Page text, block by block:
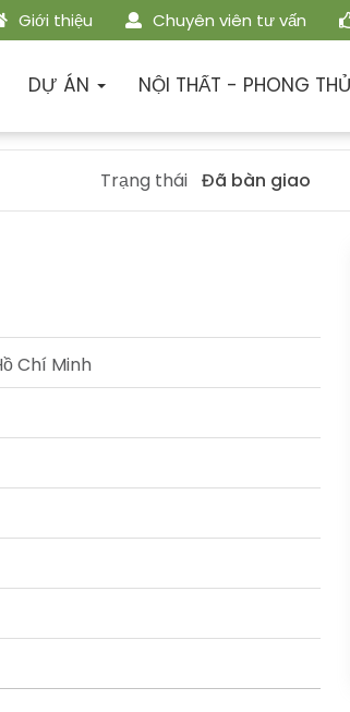
Giới thiệu Chuyên viên tư vấn
DỰ ÁN NỘI THẤT - PHONG
Tiến độ dự án Phương thức
Trạng thái Đã bàn giao
Chí Minh